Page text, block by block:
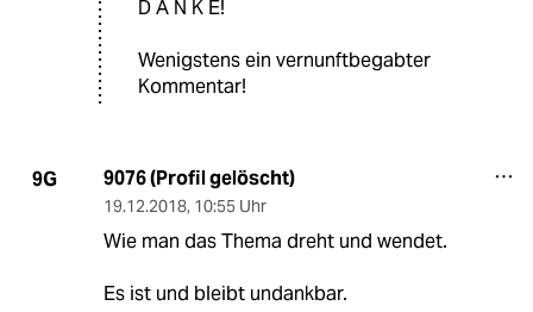
D A N K E!
Wenigstens ein vernunftbegabter
Kommentar!
9G 9076 (Profil gelöscht)
19.12.2018, 10:55 Uhr
Wie man das Thema dreht und wendet.
Es ist und bleibt undankbar.